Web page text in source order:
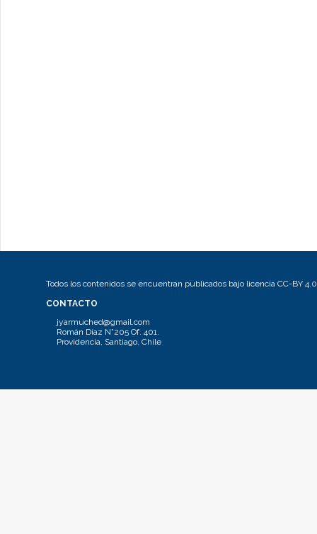
Todos los contenidos se encuentran publicados bajo licencia CC-BY 4.0
CONTACTO
jyarmuched@gmail.com
Román Díaz N°205 Of. 401.
Providencia, Santiago, Chile